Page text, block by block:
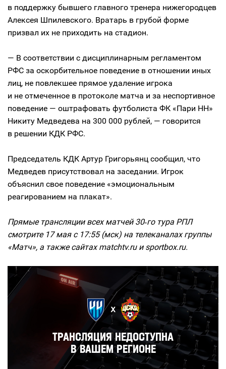
в поддержку бывшего главного тренера нижегородцев
Алексея Шпилевского. Вратарь в грубой форме
призвал их не приходить на стадион.
— В соответствии с дисциплинарным регламентом
РФС за оскорбительное поведение в отношении иных
лиц, не повлекшее прямое удаление игрока
и не отмеченное в протоколе матча и за неспортивное
поведение — оштрафовать футболиста ФК «Пари НН»
Никиту Медведева на 300 000 рублей, — говорится
в решении КДК РФС.
Председатель КДК Артур Григорьянц сообщил, что
Медведев присутствовал на заседании. Игрок
объяснил свое поведение «эмоциональным
реагированием на плакат».
Прямые трансляции всех матчей 30‑го тура РПЛ
смотрите 17 мая с 17:55 (мск) на телеканалах группы
«Матч», а также сайтах matchtv.ru и sportbox.ru.